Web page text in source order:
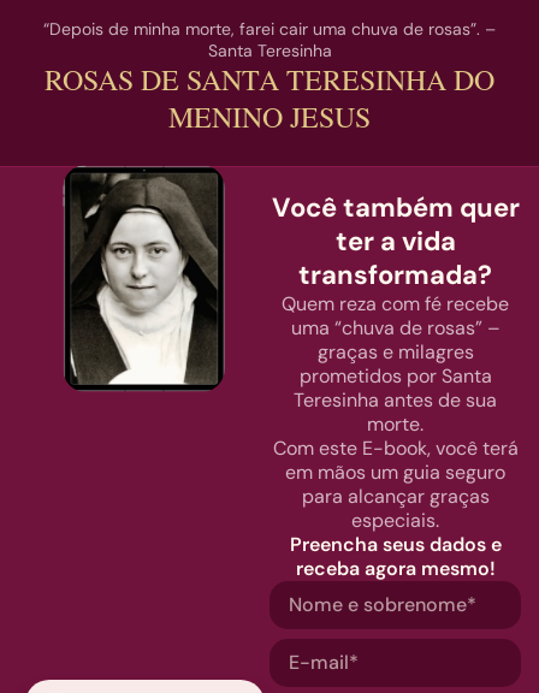
“Depois de minha morte, farei cair uma chuva de rosas”. –
Santa Teresinha
ROSAS DE SANTA TERESINHA DO
MENINO JESUS
Você também quer
ter a vida
transformada?
Quem reza com fé recebe
uma “chuva de rosas” –
graças e milagres
prometidos por Santa
Teresinha antes de sua
morte.
Com este E-book, você terá
em mãos um guia seguro
para alcançar graças
especiais.
Preencha seus dados e
receba agora mesmo!